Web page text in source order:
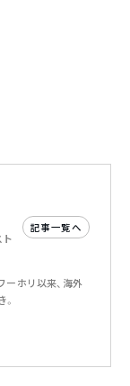
記事一覧へ
ーホリ以来、海外